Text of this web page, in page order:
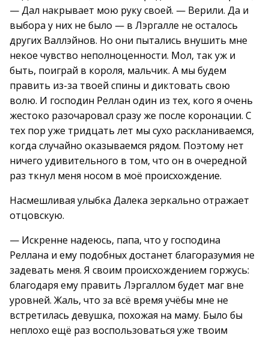
— Дал накрывает мою руку своей. — Верили. Да и
выбора у них не было — в Лэргалле не осталось
других Валлэйнов. Но они пытались внушить мне
некое чувство неполноценности. Мол, так уж и
быть, поиграй в короля, мальчик. А мы будем
править из-за твоей спины и диктовать свою
волю. И господин Реллан один из тех, кого я очень
жестоко разочаровал сразу же после коронации. С
тех пор уже тридцать лет мы сухо раскланиваемся,
когда случайно оказываемся рядом. Поэтому нет
ничего удивительного в том, что он в очередной
раз ткнул меня носом в моё происхождение.
Насмешливая улыбка Далека зеркально отражает
отцовскую.
— Искренне надеюсь, папа, что у господина
Реллана и ему подобных достанет благоразумия не
задевать меня. Я своим происхождением горжусь:
благодаря ему править Лэргаллом будет маг вне
уровней. Жаль, что за всё время учёбы мне не
встретилась девушка, похожая на маму. Было бы
неплохо ещё раз воспользоваться уже твоим